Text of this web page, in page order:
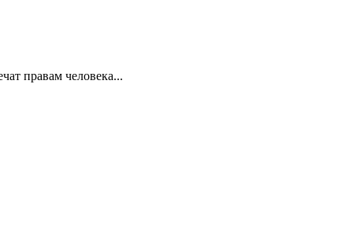
правам человека...